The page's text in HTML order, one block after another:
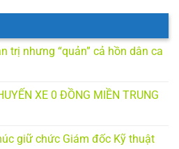
trị nhưng “quản” cả hồn dân ca
XE 0 ĐỒNG MIỀN TRUNG
giữ chức Giám đốc Kỹ thuật